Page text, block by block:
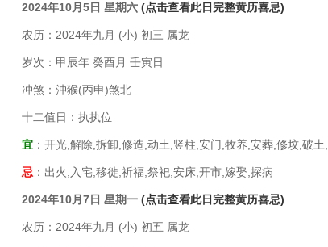
2024年10月5日 星期六 (点击查看此日完整黄历喜忌)
农历：2024年九月 (小) 初三 属龙
岁次：甲辰年 癸酉月 壬寅日
冲煞：沖猴(丙申)煞北
十二值日：执执位
宜 ：开光,解除,拆卸,修造,动土,竖柱,安门,牧养,安葬,修坟,破土
忌 ：出火,入宅,移徙,祈福,祭祀,安床,开市,嫁娶,探病
2024年10月7日 星期一 (点击查看此日完整黄历喜忌)
农历：2024年九月 (小) 初五 属龙